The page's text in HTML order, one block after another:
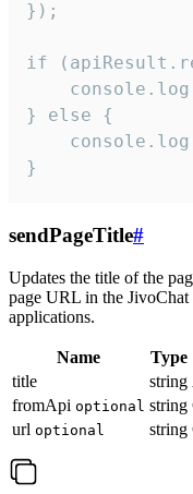
});
if
} else {
}
sendPageTitle#
Updates the title of the
page URL in the
applications.
Name Type
title
string
fromApi optional string
url optional string